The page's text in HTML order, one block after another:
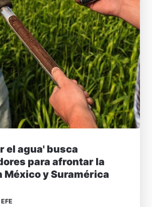
el agua' busca
para afrontar la
México y Suramérica